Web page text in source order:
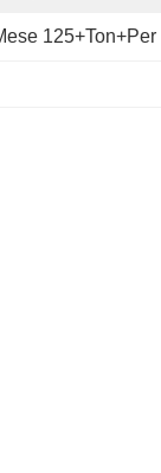
125+Ton+per